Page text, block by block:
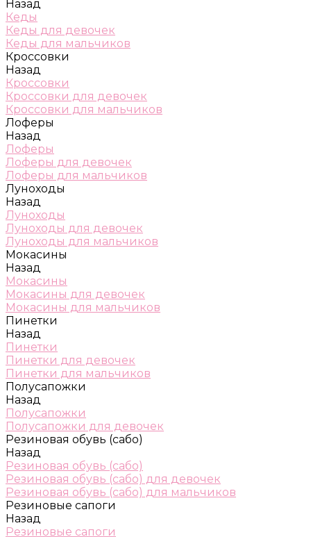
Назад
Кеды
Кеды для девочек
Кеды для мальчиков
Кроссовки
Назад
Кроссовки
Кроссовки для девочек
Кроссовки для мальчиков
Лоферы
Назад
Лоферы
Лоферы для девочек
Лоферы для мальчиков
Луноходы
Назад
Луноходы
Луноходы для девочек
Луноходы для мальчиков
Мокасины
Назад
Мокасины
Мокасины для девочек
Мокасины для мальчиков
Пинетки
Назад
Пинетки
Пинетки для девочек
Пинетки для мальчиков
Полусапожки
Назад
Полусапожки
Полусапожки для девочек
Резиновая обувь (сабо)
Назад
Резиновая обувь (сабо)
Резиновая обувь (сабо) для девочек
Резиновая обувь (сабо) для мальчиков
Резиновые сапоги
Назад
Резиновые сапоги